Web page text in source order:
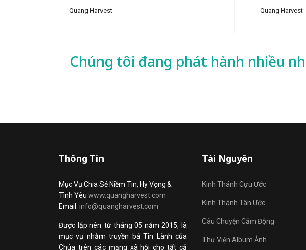
Quang Harvest Quang Harvest
Chúng tôi đang phát hành nhiều
Thông Tin
Mục Vụ Chia Sẻ Niềm Tin, Hy Vọng &
Tình Yêu www.quangharvest.com
Email: info@quangharvest.com
Được lập nên từ tháng 05 năm 2015, là
mục vụ nhằm truyền bá Tin Lành của
Chúa trên các mạng xã hội cho tất cả
Tài Nguyên
Kinh Thánh Cựu Ước
Kinh Thánh Tân Ước
Câu Chuyện Cảm Động
Thư Viện Album Ảnh